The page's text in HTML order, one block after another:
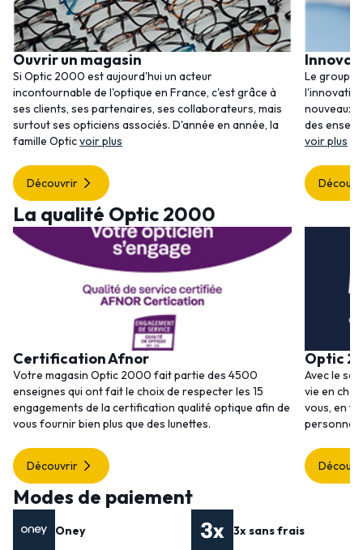
Ouvrir un magasin
Si Optic 2000 est aujourd'hui un acteur
incontournable de l'optique en France, c'est grâce à
ses clients, ses partenaires, ses collaborateurs, mais
surtout ses opticiens associés. D'année en année, la
famille Opticvoir plus
Découvrir
Le
nouveaux
des
voir plus
La qualité Optic 2000
Certification Afnor
Votre magasin Optic 2000 fait partie des 4500
enseignes qui ont fait le choix de respecter les 15
engagements de la certification qualité optique afin de
vous fournir bien plus que des lunettes.
Découvrir
Optic
Avec le
vie en
vous, en
Modes de paiement
Oney 3x sans frais